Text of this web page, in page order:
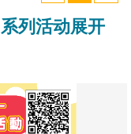
列活动展开